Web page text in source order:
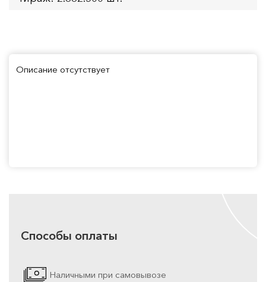
Описание отсутствует
Способы оплаты
Наличными при самовывозе